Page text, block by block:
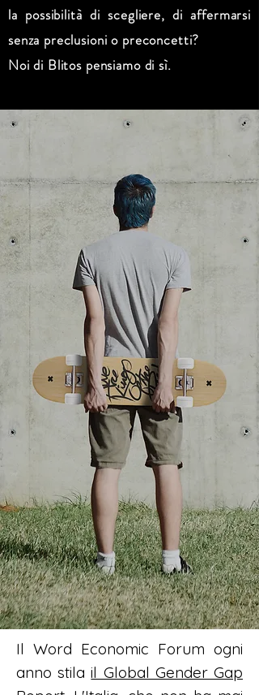
la possibilità di scegliere, di affermarsi
senza preclusioni o preconcetti?
Noi di Blitos pensiamo di sì.
Il Word Economic Forum ogni
anno stilail Global Gender Gap